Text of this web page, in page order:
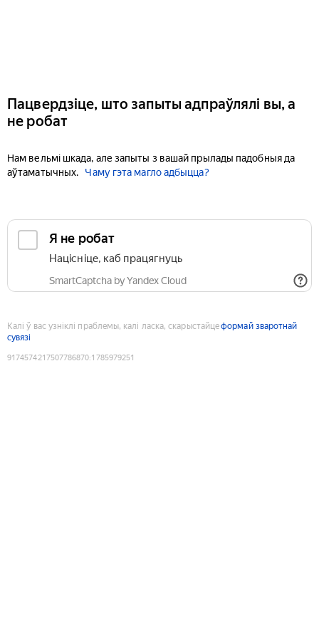
Пацвердзіце, што запыты адпраўлялі вы, а
не робат
Нам вельмі шкада, але запыты з вашай прылады падобныя да
аўтаматычных.
Чаму гэта магло адбыцца?
Я не робат
Націсніце, каб працягнуць
SmartCaptcha by Yandex Cloud
Калі ў вас узніклі праблемы, калі ласка, скарыстайцеформай зваротнай
сувязі
9174574217507786870:1785979251